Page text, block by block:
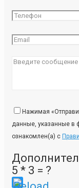
Нажимая
данные, указанные в
ознакомлен(а) с
5 * 3 = ?